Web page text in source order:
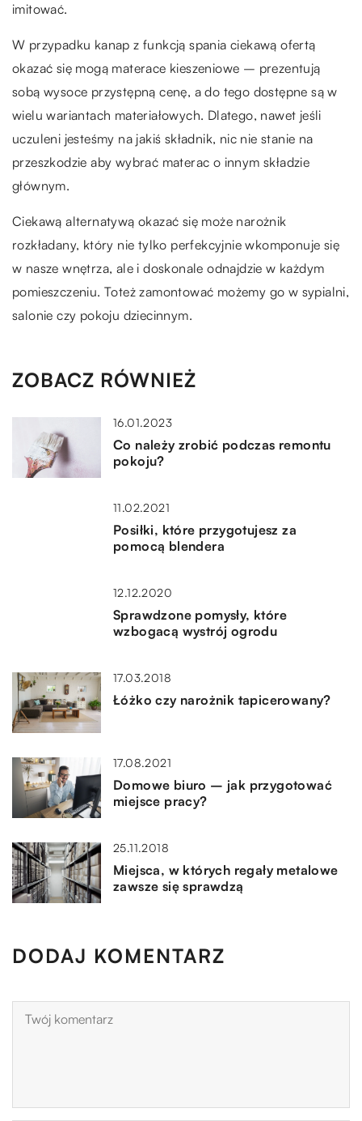
imitować.
W przypadku kanap z funkcją spania ciekawą ofertą
okazać się mogą materace kieszeniowe – prezentują
sobą wysoce przystępną cenę, a do tego dostępne są w
wielu wariantach materiałowych. Dlatego, nawet jeśli
uczuleni jesteśmy na jakiś składnik, nic nie stanie na
przeszkodzie aby wybrać materac o innym składzie
głównym.
Ciekawą alternatywą okazać się może narożnik
rozkładany, który nie tylko perfekcyjnie wkomponuje się
w nasze wnętrza, ale i doskonale odnajdzie w każdym
pomieszczeniu. Toteż zamontować możemy go w sypialni,
salonie czy pokoju dziecinnym.
ZOBACZ RÓWNIEŻ
16.01.2023
Co należy zrobić podczas remontu
pokoju?
11.02.2021
Posiłki, które przygotujesz za
pomocą blendera
12.12.2020
Sprawdzone pomysły, które
wzbogacą wystrój ogrodu
17.03.2018
Łóżko czy narożnik tapicerowany?
17.08.2021
Domowe biuro – jak przygotować
miejsce pracy?
25.11.2018
Miejsca, w których regały metalowe
zawsze się sprawdzą
DODAJ KOMENTARZ